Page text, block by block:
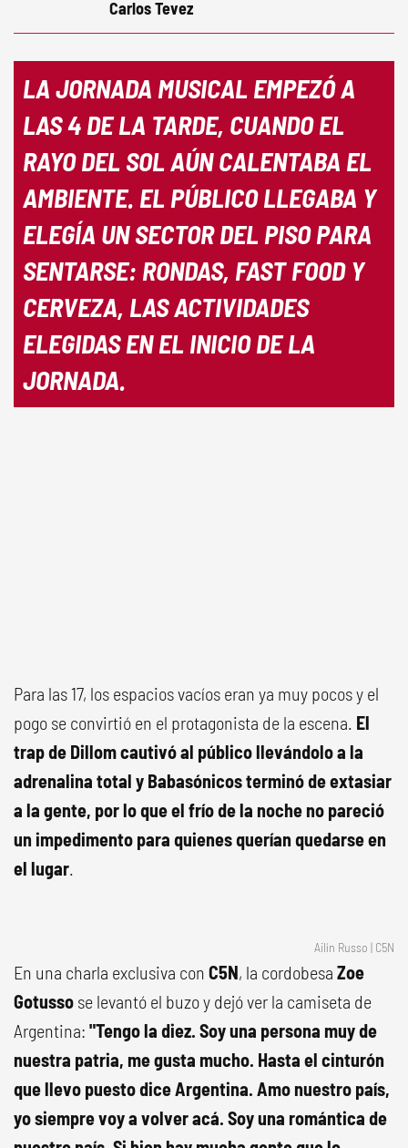
Carlos Tevez
LA JORNADA MUSICAL EMPEZÓ A
LAS 4 DE LA TARDE, CUANDO EL
RAYO DEL SOL AÚN CALENTABA EL
AMBIENTE. EL PÚBLICO LLEGABA Y
ELEGÍA UN SECTOR DEL PISO PARA
SENTARSE: RONDAS, FAST FOOD Y
CERVEZA, LAS ACTIVIDADES
ELEGIDAS EN EL INICIO DE LA
JORNADA.
Para las 17, los espacios vacíos eran ya muy pocos y el
pogo se convirtió en el protagonista de la escena. El
trap de Dillom cautivó al público llevándolo a la
adrenalina total y Babasónicos terminó de extasiar
a la gente, por lo que el frío de la noche no pareció
un impedimento para quienes querían quedarse en
el lugar.
Ailín Russo | C5N
En una charla exclusiva con C5N, la cordobesa Zoe
Gotusso se levantó el buzo y dejó ver la camiseta de
Argentina: "Tengo la diez. Soy una persona muy de
nuestra patria, me gusta mucho. Hasta el cinturón
que llevo puesto dice Argentina. Amo nuestro país,
yo siempre voy a volver acá. Soy una romántica de